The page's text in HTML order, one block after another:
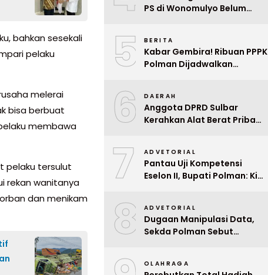
bahkan sesekali
pelaku
melerai
bisa berbuat
membawa
pelaku tersulut
rekan wanitanya
dan menikam
PS di Wonomulyo Belum
Pelaku
5 BERITA
Kabar Gembira! Ribuan PPPK
Polman Dijadwalkan
6 DAERAH
Anggota DPRD Sulbar
Kerahkan Alat Berat Pribadi
7 ADVETORIAL
Pantau Uji Kompetensi
Eselon II, Bupati Polman: Kita
8 ADVETORIAL
Dugaan Manipulasi Data,
Sekda Polman Sebut
Ditunda
OLAHRAGA